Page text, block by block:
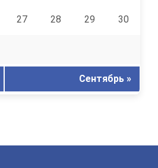
27 28 29 30
Сентябрь »